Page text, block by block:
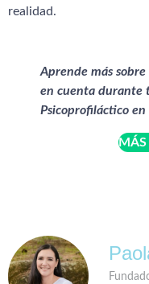
realidad.
Aprende más
en cuenta durante
Psicoprofiláctico